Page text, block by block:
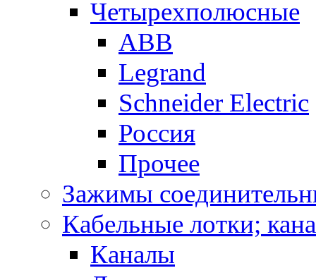
Четырехполюсные
ABB
Legrand
Schneider Electric
Россия
Прочее
Зажимы
Кабельные лотки;
Каналы